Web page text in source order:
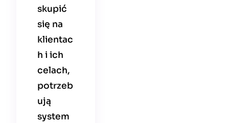
skupić
się na
klientac
h i ich
celach,
potrzeb
ują
system